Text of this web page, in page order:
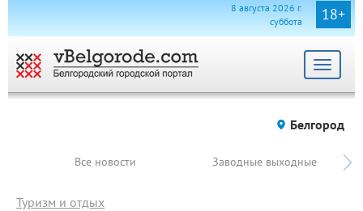
18+
8 августа 2026 г.
суббота
Toggle
Белгород
Все новости Заводные выходные
Туризм и отдых